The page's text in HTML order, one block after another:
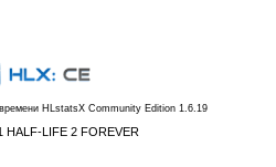
HLstatsX Community Edition 1.6.19
HALF-LIFE 2 FOREVER